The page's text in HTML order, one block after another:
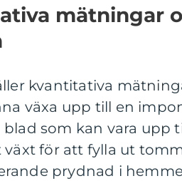
mätningar
kvantitativa
växa upp till en
som kan vara upp
växt för att fylla ut
prydnad i